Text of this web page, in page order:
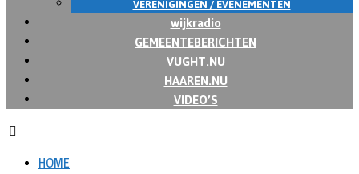
wijkradio
GEMEENTEBERICHTEN
VUGHT.NU
HAAREN.NU
VIDEO’S
HOME